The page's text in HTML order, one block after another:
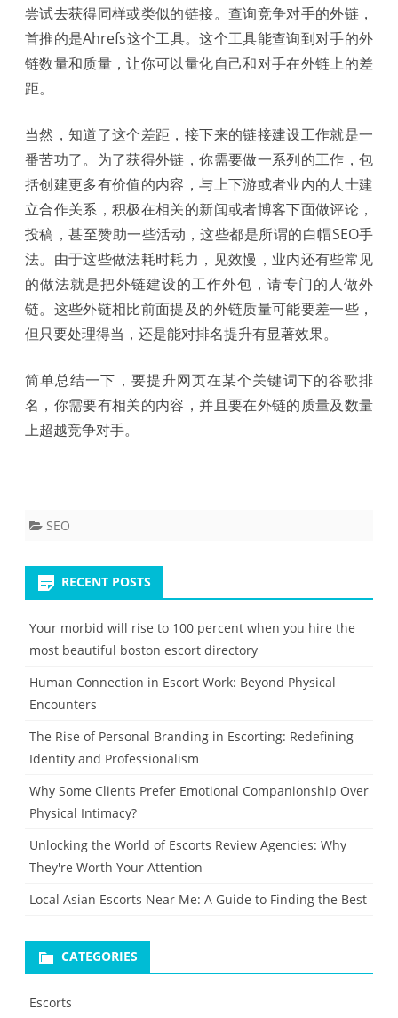
尝试去获得同样或类似的链接。查询竞争对手的外链，
首推的是Ahrefs这个工具。这个工具能查询到对手的外
链数量和质量，让你可以量化自己和对手在外链上的差
距。
当然，知道了这个差距，接下来的链接建设工作就是一
番苦功了。为了获得外链，你需要做一系列的工作，包
括创建更多有价值的内容，与上下游或者业内的人士建
立合作关系，积极在相关的新闻或者博客下面做评论，
投稿，甚至赞助一些活动，这些都是所谓的白帽SEO手
法。由于这些做法耗时耗力，见效慢，业内还有些常见
的做法就是把外链建设的工作外包，请专门的人做外
链。这些外链相比前面提及的外链质量可能要差一些，
但只要处理得当，还是能对排名提升有显著效果。
简单总结一下，要提升网页在某个关键词下的谷歌排
名，你需要有相关的内容，并且要在外链的质量及数量
上超越竞争对手。
SEO
RECENT POSTS
Your morbid will rise to 100 percent when you hire the
most beautiful boston escort directory
Human Connection in Escort Work: Beyond Physical
Encounters
The Rise of Personal Branding in Escorting: Redefining
Identity and Professionalism
Why Some Clients Prefer Emotional Companionship Over
Physical Intimacy?
Unlocking the World of Escorts Review Agencies: Why
They're Worth Your Attention
Local Asian Escorts Near Me: A Guide to Finding the Best
CATEGORIES
Escorts